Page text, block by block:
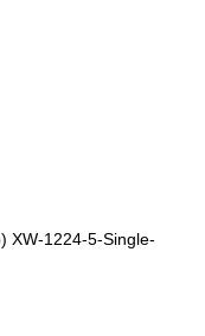
XW-1224-5-Single-